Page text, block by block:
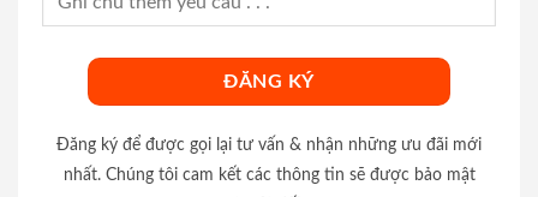
Đăng ký để được gọi lại tư vấn & nhận những ưu đãi mới
nhất. Chúng tôi cam kết các thông tin sẽ được bảo mật